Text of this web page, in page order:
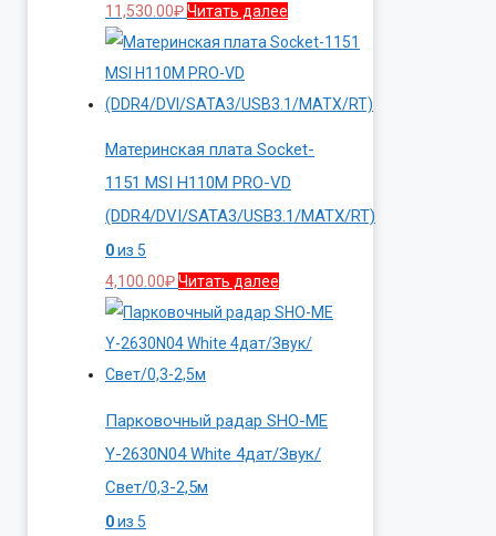
11,530.00₽Читать далее
Материнская плата Socket-
1151 MSI H110M PRO-VD
(DDR4/DVI/SATA3/USB3.1/MATX/RT)
0из 5
4,100.00₽Читать далее
Парковочный радар SHO-ME
Y-2630N04 White 4дат/Звук/
Свет/0,3-2,5м
0из 5